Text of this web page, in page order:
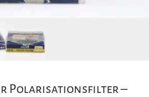
Polarisationsfilter –